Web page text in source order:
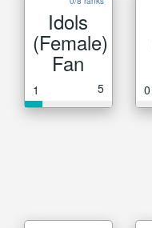
Idols
(Female)
Fan
1 5 0